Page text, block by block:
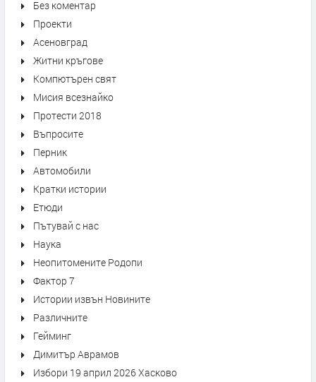
Без коментар
Проекти
Асеновград
Житни кръгове
Компютърен свят
Мисия всезнайко
Протести 2018
Въпросите
Перник
Автомобили
Кратки истории
Етюди
Пътувай с нас
Наука
Неопитомените Родопи
Фактор 7
Истории извън Новините
Различните
Гейминг
Димитър Аврамов
Избори 19 април 2026 Хасково